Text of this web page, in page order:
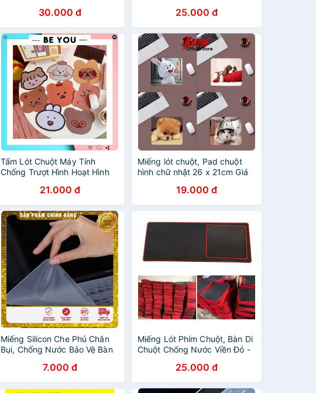
30.000 đ 25.000 đ
Tấm Lót Chuột Máy Tính
Chống Trượt Hình Hoạt Hình
Quốc, Chống Thấm Nước -
BEYOU
21.000 đ
Miếng lót chuột, Pad chuột
hình chữ nhật 26 x 21cm Giá
trượt, chống thấm nước
19.000 đ
Miếng Silicon Che Phủ Chắn
Bụi, Chống Nước Bảo Vệ Bàn
7.000 đ
Miếng Lót Phím Chuột, Bàn Di
Chuột Chống Nước Viền Đỏ -
25.000 đ